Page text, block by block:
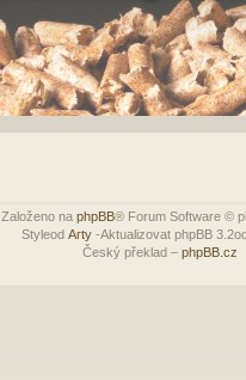
Založeno na phpBB® Forum Software ©
Styleod Arty-Aktualizovat phpBB
Český překlad – phpBB.cz